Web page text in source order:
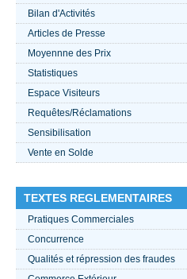
ACTUALITÉS 2021
????
Bilan d'Activités
Articles de Presse
Moyennne des Prix
Statistiques
Espace Visiteurs
Requêtes/Réclamations
Sensibilisation
Vente en Solde
TEXTES REGLEMENTAIRES
Pratiques Commerciales
Concurrence
Qualités et répression des fraudes